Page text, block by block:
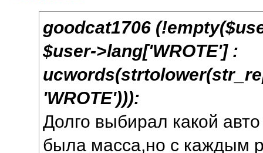
goodcat1706
$user->lang['WROTE'] :
'WROTE'))):
Долго выбирал какой
была масса,но с каждым